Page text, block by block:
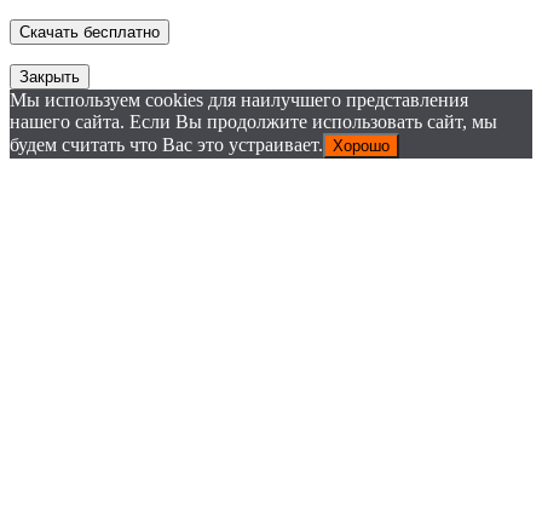
Закрыть
Мы используем cookies для наилучшего представления
нашего сайта. Если Вы продолжите использовать сайт, мы
будем считать что Вас это устраивает. Хорошо